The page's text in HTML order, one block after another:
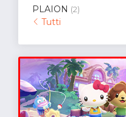
PLAION (2)
Tutti